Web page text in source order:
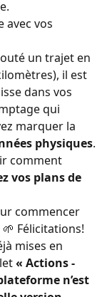
avec vos
un trajet en
il est
dans vos
qui
marquer la
physiques.
comment
vos plans de
commencer
Félicitations!
mises en
« Actions -
n’est